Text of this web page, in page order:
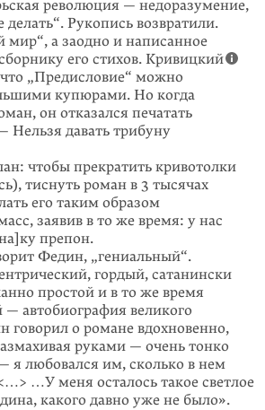
революция — недоразумение,
Рукопись возвратили.
мир“, а заодно и написанное
его стихов. Кривиц­кий
„Предисловие“ можно
купюрами. Но когда
он отказался печатать
Нельзя давать трибуну
чтобы прекратить кривотолки
тиснуть роман в 3 тысячах
его таким образом
заявив в то же время: у нас
препон.
Федин, „гениальный“.
гордый, сатанински
простой и в то же время
автобиография великого
говорил о романе вдохновенно,
руками — очень тонко
я любовался им, сколько в нем
…У меня осталось такое светлое
какого давно уже не было».